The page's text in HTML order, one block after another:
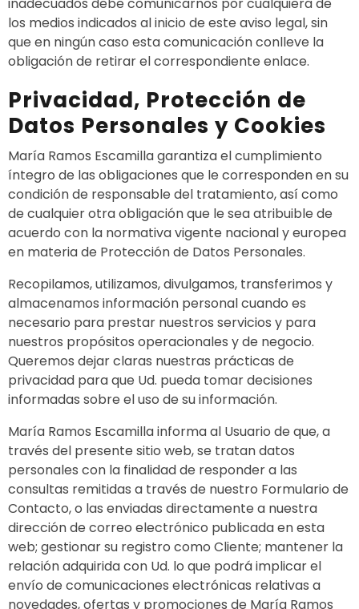
los medios indicados al inicio de este aviso legal, sin
que en ningún caso esta comunicación conlleve la
obligación de retirar el correspondiente enlace.
Privacidad, Protección de
Datos Personales y Cookies
María Ramos Escamilla garantiza el cumplimiento
íntegro de las obligaciones que le corresponden en su
condición de responsable del tratamiento, así como
de cualquier otra obligación que le sea atribuible de
acuerdo con la normativa vigente nacional y europea
en materia de Protección de Datos Personales.
Recopilamos, utilizamos, divulgamos, transferimos y
almacenamos información personal cuando es
necesario para prestar nuestros servicios y para
nuestros propósitos operacionales y de negocio.
Queremos dejar claras nuestras prácticas de
privacidad para que Ud. pueda tomar decisiones
informadas sobre el uso de su información.
María Ramos Escamilla informa al Usuario de que, a
través del presente sitio web, se tratan datos
personales con la finalidad de responder a las
consultas remitidas a través de nuestro Formulario de
Contacto, o las enviadas directamente a nuestra
dirección de correo electrónico publicada en esta
web; gestionar su registro como Cliente; mantener la
relación adquirida con Ud. lo que podrá implicar el
envío de comunicaciones electrónicas relativas a
novedades, ofertas y promociones de María Ramos